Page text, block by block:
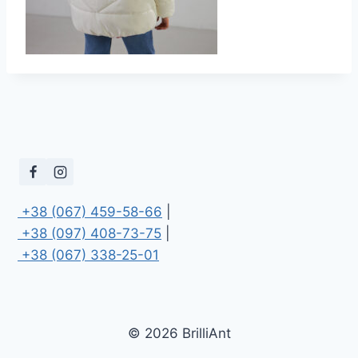
+38 (067) 459-58-66
+38 (097) 408-73-75
+38 (067) 338-25-01
© 2026 BrilliAnt